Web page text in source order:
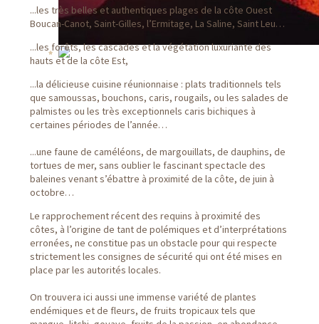
...les très belles et authentiques plages de la côte Ouest
Boucan-Canot, Saint-Gilles, l’Ermitage, La Saline, Saint Leu…
...les forêts, les cascades et la végétation luxuriante des
hauts et de la côte Est,
...la délicieuse cuisine réunionnaise : plats traditionnels tels
que samoussas, bouchons, caris, rougails, ou les salades de
palmistes ou les très exceptionnels caris bichiques à
certaines périodes de l’année…
...une faune de caméléons, de margouillats, de dauphins, de
tortues de mer, sans oublier le fascinant spectacle des
baleines venant s’ébattre à proximité de la côte, de juin à
octobre…
Le rapprochement récent des requins à proximité des
côtes, à l’origine de tant de polémiques et d’interprétations
erronées, ne constitue pas un obstacle pour qui respecte
strictement les consignes de sécurité qui ont été mises en
place par les autorités locales.
On trouvera ici aussi une immense variété de plantes
endémiques et de fleurs, de fruits tropicaux tels que